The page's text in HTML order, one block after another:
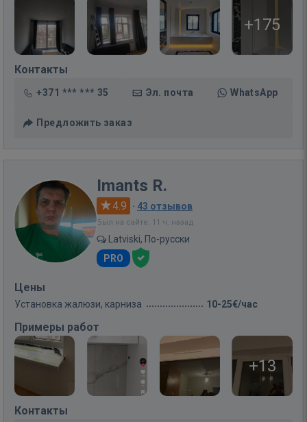
+175
Контакты
+371 *** *** 35 Эл. почта WhatsApp
Предложить заказ
Imants R.
4.9 · 43 отзывов
Был на сайте: 11 ч. назад
Latviski, По-русски
PRO
Цены
Установка жалюзи, карниза 10-25€/час
Примеры работ
+13
Контакты